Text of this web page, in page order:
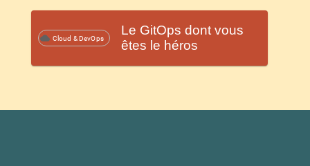
Cloud & DevOps
Le GitOps dont vous
êtes le héros